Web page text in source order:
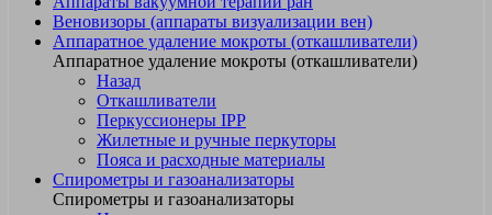
Веновизоры (аппараты визуализации вен)
Аппаратное удаление мокроты (откашливатели)
Аппаратное удаление мокроты (откашливатели)
Назад
Откашливатели
Перкуссионеры IPP
Жилетные и ручные перкуторы
Пояса и расходные материалы
Спирометры и газоанализаторы
Спирометры и газоанализаторы